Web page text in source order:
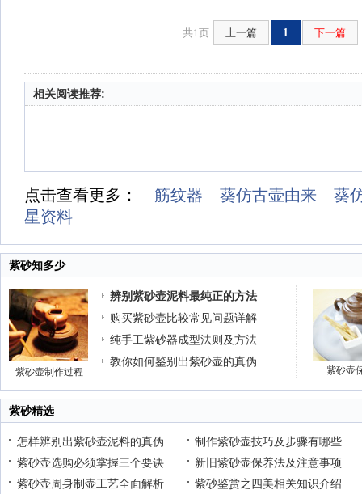
共1页 上一篇 1 下一篇
相关阅读推荐:
点击查看更多： 筋纹器 葵仿古壶由来
葵
星资料
紫砂知多少
紫砂壶制作过程
辨别紫砂壶泥料最纯正的方法
购买紫砂壶比较常见问题详解
纯手工紫砂器成型法则及方法
教你如何鉴别出紫砂壶的真伪
紫砂壶
紫砂精选
怎样辨别出紫砂壶泥料的真伪
紫砂壶选购必须掌握三个要诀
紫砂壶周身制壶工艺全面解析
制作紫砂壶技巧及步骤有哪些
新旧紫砂壶保养法及注意事项
紫砂鉴赏之四美相关知识介绍